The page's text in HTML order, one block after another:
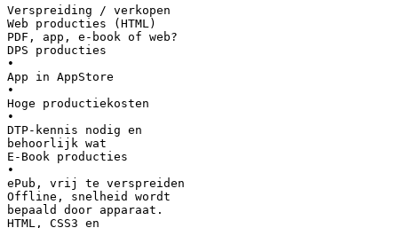
Verspreiding / verkopen
Web producties (HTML)
PDF, app, e-book of web?
DPS producties
•
App in AppStore
•
Hoge productiekosten
•
DTP-kennis nodig en
behoorlijk wat
E-Book producties
•
ePub, vrij te verspreiden
Offline, snelheid wordt
bepaald door apparaat.
HTML, CSS3 en